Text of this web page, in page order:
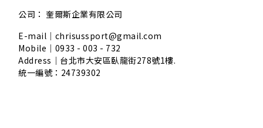
公司： 奎爾斯企業有限公司
E-mail｜chrisussport@gmail.com
Mobile｜0933 - 003 - 732
Address｜ 台北市大安區臥龍街278號1樓.
統一編號：24739302